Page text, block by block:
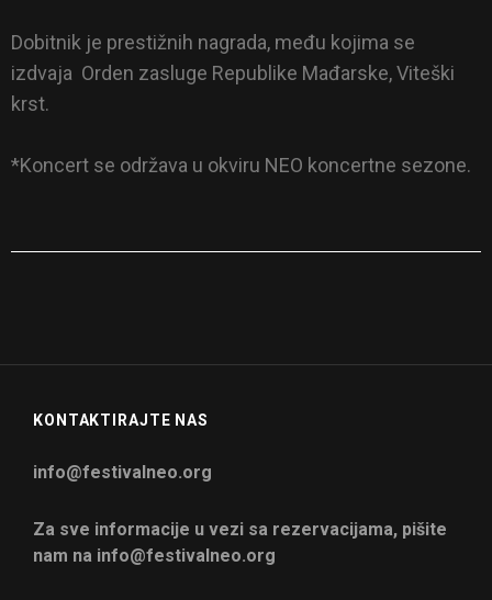
Dobitnik je prestižnih nagrada, među kojima se
izdvaja Orden zasluge Republike Mađarske, Viteški
krst.
*Koncert se održava u okviru NEO koncertne sezone.
KONTAKTIRAJTE NAS
info@festivalneo.org
Za sve informacije u vezi sa rezervacijama, pišite
nam na info@festivalneo.org